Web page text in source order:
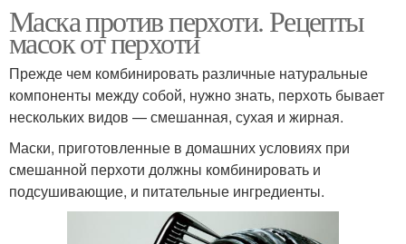
Маска против перхоти. Рецепты
масок от перхоти
Прежде чем комбинировать различные натуральные
компоненты между собой, нужно знать, перхоть бывает
нескольких видов — смешанная, сухая и жирная.
Маски, приготовленные в домашних условиях при
смешанной перхоти должны комбинировать и
подсушивающие, и питательные ингредиенты.